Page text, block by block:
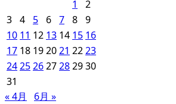
1
2
3 4 5 6 7 8 9
10 11 12 13 14 15 16
17 18 192021 2223
24252627282930
31
« 4月
6月 »